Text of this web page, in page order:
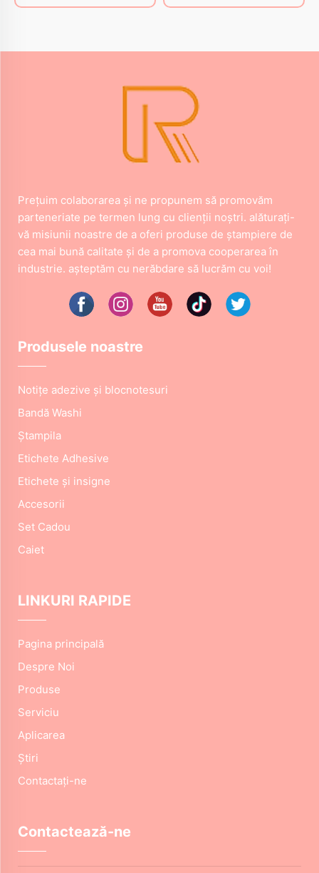
Preţuim colaborarea şi ne propunem să promovăm
parteneriate pe termen lung cu clienţii noştri. alăturaţi-
vă misiunii noastre de a oferi produse de ştampiere de
cea mai bună calitate şi de a promova cooperarea în
industrie. aşteptăm cu nerăbdare să lucrăm cu voi!
Produsele noastre
Notițe adezive și blocnotesuri
Bandă Washi
Ştampila
Etichete Adhesive
Etichete și insigne
Accesorii
Set Cadou
Caiet
LINKURI RAPIDE
Pagina principală
Despre Noi
Produse
Serviciu
Aplicarea
Știri
Contactați-ne
Contactează-ne